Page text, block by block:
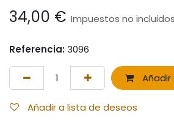
34,00 € Impuestos no incluidos
Referencia:3096
Añadir a lista de deseos